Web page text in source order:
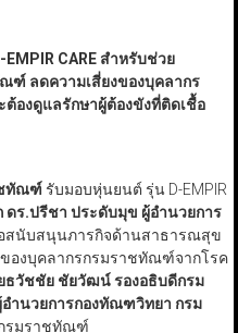
CARE สำหรับช่วย
ลดความเสี่ยงของบุคลากร
ต้องดูแลรักษาผู้ต้องขังที่ติดเชื้อ
ทัณฑ์ รับมอบหุ่นยนต์ รุ่น D-EMPIR
ดร.ปรีชา ประดับมุข ผู้อำนวยการ
สนับสนุนภารกิจด้านสาธารณสุข
องบุคลากรกรมราชทัณฑ์จากโรค
ธวัชชัย ชัยวัฒน์ รองอธิบดีกรม
ำนวยการกองทัณฑวิทยา กรม
รมราชทัณฑ์